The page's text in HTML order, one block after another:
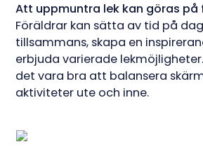
Att uppmuntra lek kan göras på
Föräldrar kan sätta av tid på
tillsammans, skapa en
erbjuda varierade
det vara bra att balansera
aktiviteter ute och inne.